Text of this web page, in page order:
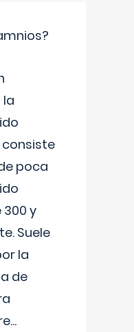
poca
y
Suele
la
de
...